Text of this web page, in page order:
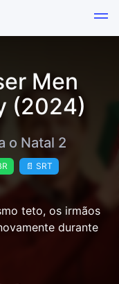
Men
(2024)
o Natal 2
📄 SRT
teto, os irmãos
durante